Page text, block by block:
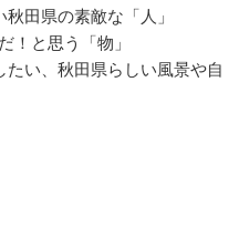
田県の素敵な「人」
！と思う「物」
たい、秋田県らしい風景や自